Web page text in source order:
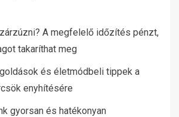
A megfelelő időzítés pénzt,
takaríthat meg
és életmódbeli tippek a
enyhítésére
gyorsan és hatékonyan